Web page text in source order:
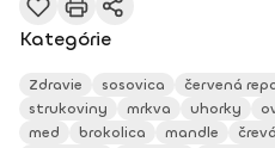
Kategórie
Zdravie sosovica červená
strukoviny
mrkva uhorky
med
brokolica mandle črevá